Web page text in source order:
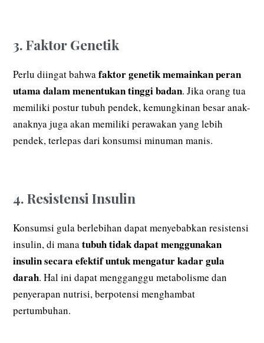
3. Faktor Genetik
Perlu diingat bahwafaktor genetik memainkan peran
utama dalam menentukan tinggi badan. Jika orang tua
memiliki postur tubuh pendek, kemungkinan besar anak-
anaknya juga akan memiliki perawakan yang lebih
pendek, terlepas dari konsumsi minuman manis.
4. Resistensi Insulin
Konsumsi gula berlebihan dapat menyebabkan resistensi
insulin, di manatubuh tidak dapat menggunakan
insulin secara efektif untuk mengatur kadar gula
darah. Hal ini dapat mengganggu metabolisme dan
penyerapan nutrisi, berpotensi menghambat
pertumbuhan.